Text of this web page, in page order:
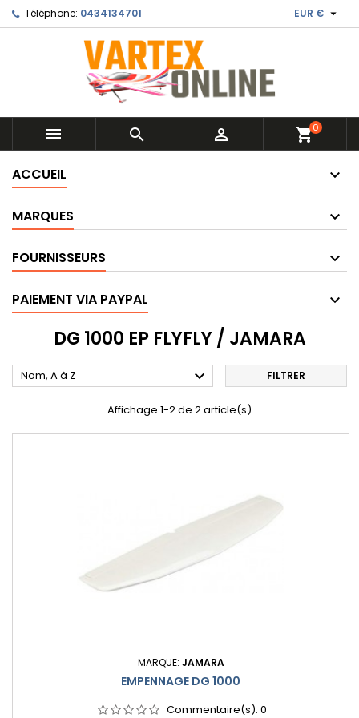
Téléphone: 0434134701 EUR € 
   shopping_cart0
ACCUEIL
MARQUES
FOURNISSEURS
PAIEMENT VIA PAYPAL
DG 1000 EP FLYFLY / JAMARA
Nom, A à Z  FILTRER
Affichage 1-2 de 2 article(s)
MARQUE: JAMARA
EMPENNAGE DG 1000
Commentaire(s): 0